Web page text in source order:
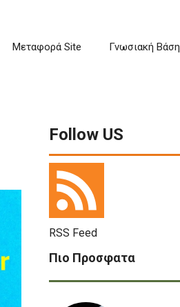
Μεταφορά Site Γνωσιακή Βάση
Follow US
RSS Feed
Πιο Προσφατα